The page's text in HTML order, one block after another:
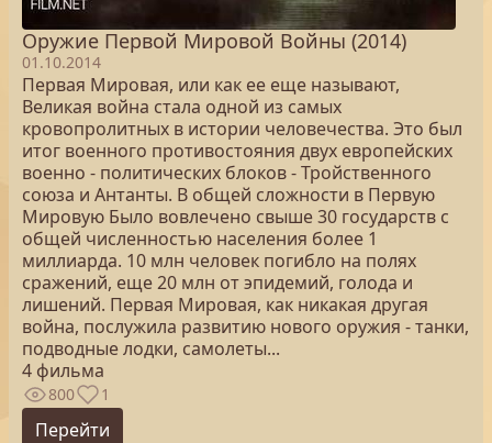
Оружие Первой Мировой Войны (2014)
01.10.2014
Первая Мировая, или как ее еще называют,
Великая война стала одной из самых
кровопролитных в истории человечества. Это был
итог военного противостояния двух европейских
военно - политических блоков - Тройственного
союза и Антанты. В общей сложности в Первую
Мировую Было вовлечено свыше 30 государств с
общей численностью населения более 1
миллиарда. 10 млн человек погибло на полях
сражений, еще 20 млн от эпидемий, голода и
лишений. Первая Мировая, как никакая другая
война, послужила развитию нового оружия - танки,
подводные лодки, самолеты...
4 фильма
800 1
Перейти